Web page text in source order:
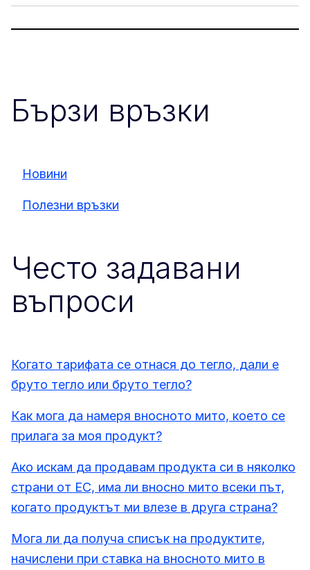
Бързи връзки
Новини
Полезни връзки
Често задавани
въпроси
Когато тарифата се отнася до тегло, дали е
бруто тегло или бруто тегло?
Как мога да намеря вносното мито, което се
прилага за моя продукт?
Ако искам да продавам продукта си в няколко
страни от ЕС, има ли вносно мито всеки път,
когато продуктът ми влезе в друга страна?
Мога ли да получа списък на продуктите,
начислени при ставка на вносното мито в